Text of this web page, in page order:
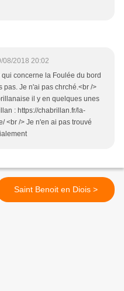
08/2018 20:02
qui concerne la Foulée du bord
pas. Je n'ai pas chrché.<br />
il y en quelques unes
: https://chabrillan.fr/la-
<br /> Je n'en ai pas trouvé
Saint Benoit en Diois >